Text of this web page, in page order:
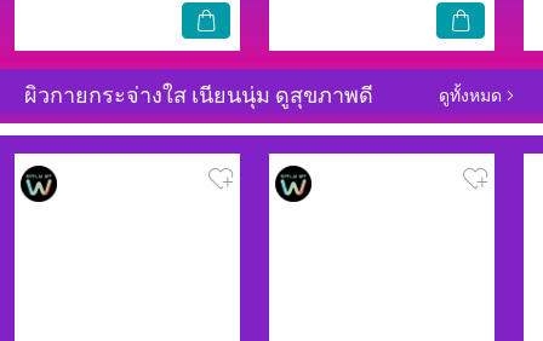
ผิวกายกระจ่างใส เนียนนุ่ม ดูสุขภาพดี ดูทั้งหมด